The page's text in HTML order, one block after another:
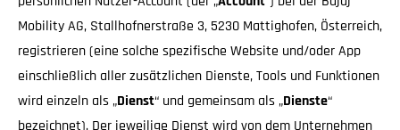
Mobility AG, Stallhofnerstraße 3, 5230 Mattighofen, Österreich,
registrieren (eine solche spezifische Website und/oder App
einschließlich aller zusätzlichen Dienste, Tools und Funktionen
wird einzeln als „Dienst“ und gemeinsam als „Dienste“
bezeichnet). Der jeweilige Dienst wird von dem Unternehmen